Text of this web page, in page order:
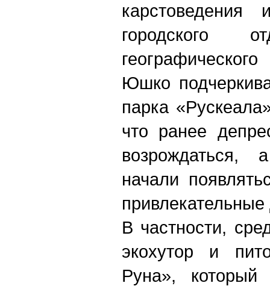
городского
Юшко
парка
что ранее
начали
привлекательные
В частности,
экохутор и
Руна», который